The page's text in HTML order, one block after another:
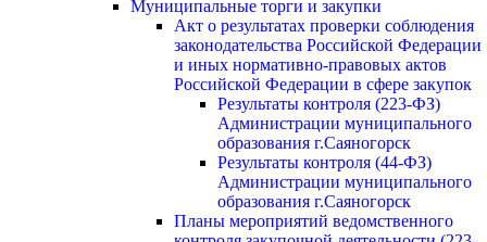
Муниципальные торги и закупки
Акт о результатах проверки соблюдения
законодательства Российской Федерации
и иных нормативно-правовых актов
Российской Федерации в сфере закупок
Результаты контроля (223-ФЗ)
Администрации муниципального
образования г.Саяногорск
Результаты контроля (44-ФЗ)
Администрации муниципального
образования г.Саяногорск
Планы мероприятий ведомственного